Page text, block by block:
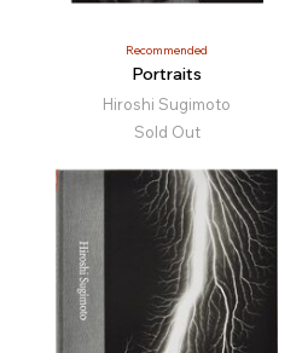
Recommended
Portraits
Hiroshi Sugimoto
Sold Out